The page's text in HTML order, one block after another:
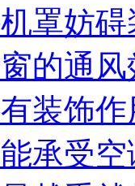
罩妨
的通
装饰
承受